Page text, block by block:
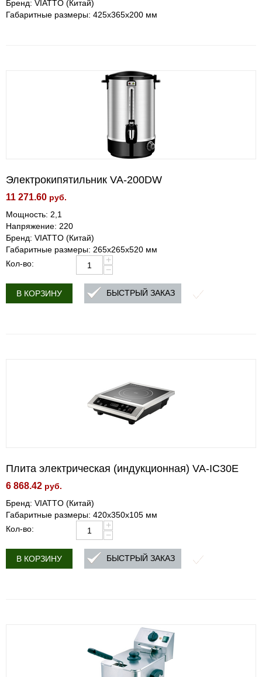
Бренд: VIATTO (Китай)
Габаритные размеры: 425x365x200 мм
Электрокипятильник VA-200DW
11 271.60 руб.
Мощность: 2,1
Напряжение: 220
Бренд: VIATTO (Китай)
Габаритные размеры: 265x265x520 мм
Кол-во:
+
−
В КОРЗИНУ БЫСТРЫЙ ЗАКАЗ
Плита электрическая (индукционная) VA-IC30E
6 868.42 руб.
Бренд: VIATTO (Китай)
Габаритные размеры: 420x350x105 мм
Кол-во:
+
−
В КОРЗИНУ БЫСТРЫЙ ЗАКАЗ